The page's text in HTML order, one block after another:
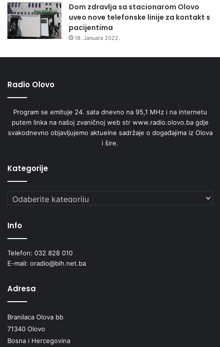
Dom zdravlja sa stacionarom Olovo
uveo nove telefonske linije za kontakt s
pacijentima
18. Januara 2022.
Radio Olovo
Program se emituje 24. sata dnevno na 95,1 MHz i na internetu
putem linka na našoj zvaničnoj web str www.radio.olovo.ba gdje
svakodnevno objavljujemo aktuelne sadržaje o događajima iz Olova
i šire.
Kategorije
Kategorije
Info
Telefon: 032 828 010
E-mail: oradio@bih.net.ba
Adresa
Branilaca Olova bb
71340 Olovo
Bosna i Hercegovina